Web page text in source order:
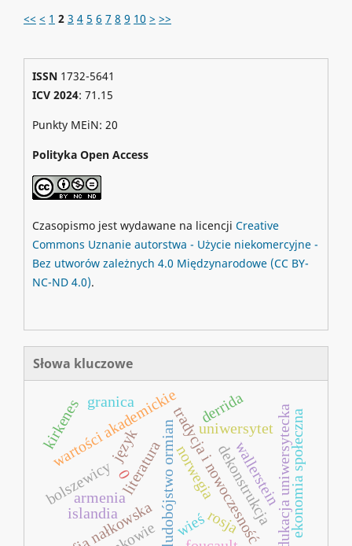
<< < 1 2 3 4 5 6 7 8 9 10 > >>
ISSN1732-5641
ICV 2024: 71.15
Punkty MEiN: 20
Polityka Open Access
Czasopismo jest wydawane na licencji Creative
Commons Uznanie autorstwa - Użycie niekomercyjne -
Bez utworów zależnych 4.0 Międzynarodowe (CC BY-
NC-ND 4.0).
Słowa kluczowe
rosja
tradycja i nowoczesność
ludobójstwo ormian
0
literatura
zofia nałkowska
uniwersytet
wartości akademickie edukacja uniwersytecka
dekonstrukcjaekonomia społeczna
derrida
język
bolszewicy
armenia
islandia
kirkenes
norwegia
granica
wallerstein
wieś